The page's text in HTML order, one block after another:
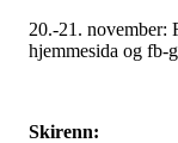
20.-21. november:
hjemmesida og fb-
Skirenn: